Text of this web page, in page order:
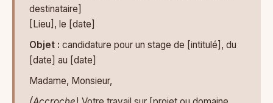
destinataire]
[Lieu], le [date]
Objet : candidature pour un stage de [intitulé], du
[date] au [date]
Madame, Monsieur,